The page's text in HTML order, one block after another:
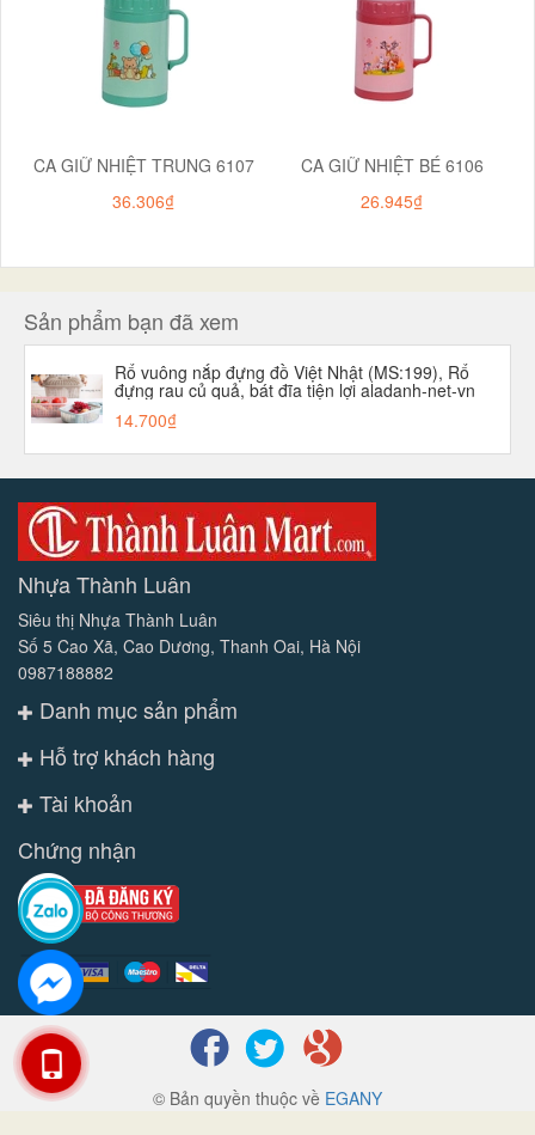
CA GIỮ NHIỆT TRUNG 6107
36.306₫
CA GIỮ NHIỆT BÉ 6106
26.945₫
Sản phẩm bạn đã xem
Rổ vuông nắp đựng đồ Việt Nhật (MS:199), Rổ
đựng rau củ quả, bát đĩa tiện lợi aladanh-net-vn
14.700₫
Nhựa Thành Luân
Siêu thị Nhựa Thành Luân
Số 5 Cao Xã, Cao Dương, Thanh Oai, Hà Nội
0987188882
Danh mục sản phẩm
Hỗ trợ khách hàng
Tài khoản
Chứng nhận
© Bản quyền thuộc về EGANY